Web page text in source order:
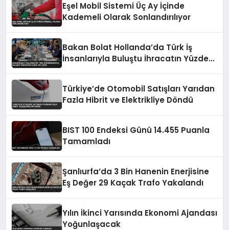
Eşel Mobil Sistemi Üç Ay İçinde
Kademeli Olarak Sonlandırılıyor
Bakan Bolat Hollanda’da Türk İş
İnsanlarıyla Buluştu İhracatın Yüzde
Türkiye’de Otomobil Satışları Yarıdan
Fazla Hibrit ve Elektrikliye Döndü
BIST 100 Endeksi Günü 14.455 Puanla
Tamamladı
Şanlıurfa’da 3 Bin Hanenin Enerjisine
Eş Değer 29 Kaçak Trafo Yakalandı
Yılın İkinci Yarısında Ekonomi Ajandası
Yoğunlaşacak